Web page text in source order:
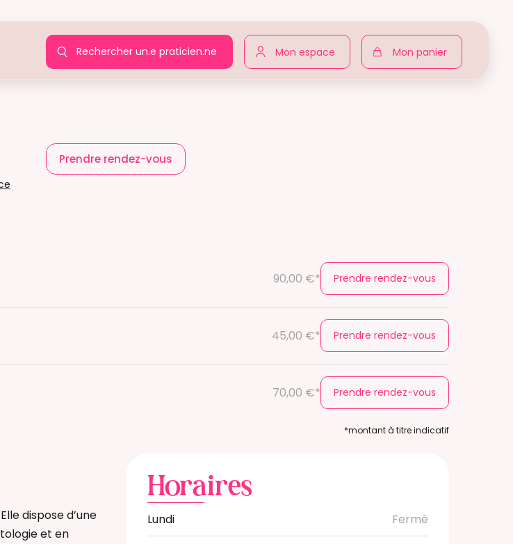
Rechercher un.e praticien.ne Mon espace Mon panier
Prendre rendez-vous
90,00 €* Prendre rendez-vous
45,00 €* Prendre rendez-vous
70,00 €* Prendre rendez-vous
*montant à titre indicatif
dispose d’une
et en
Horaires
Lundi Fermé